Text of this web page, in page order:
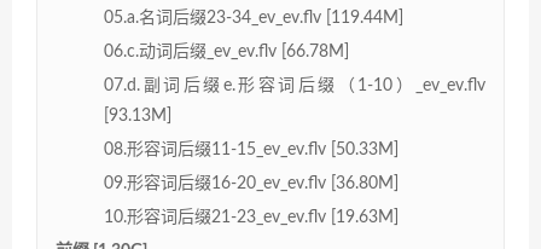
05.a.名词后缀23-34_ev_ev.flv [119.44M]
06.c.动词后缀_ev_ev.flv [66.78M]
07.d.副词后缀e.形容词后缀（1-10）_ev_ev.flv
[93.13M]
08.形容词后缀11-15_ev_ev.flv [50.33M]
09.形容词后缀16-20_ev_ev.flv [36.80M]
10.形容词后缀21-23_ev_ev.flv [19.63M]